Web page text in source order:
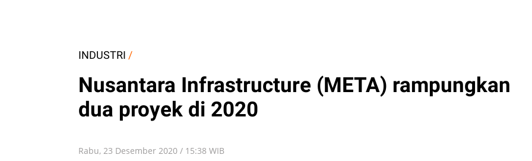
INDUSTRI /
Nusantara Infrastructure (META) rampungkan
dua proyek di 2020
Rabu, 23 Desember 2020 / 15:38 WIB